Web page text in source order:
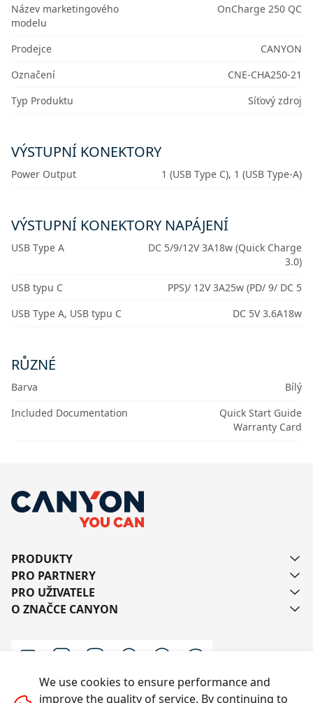
Název marketingového
modelu
OnCharge 250 QC
Prodejce
CANYON
Označení
CNE-CHA250-21
Typ Produktu
Síťový zdroj
VÝSTUPNÍ KONEKTORY
Power Output 1 (USB Type C), 1 (USB Type-A)
VÝSTUPNÍ KONEKTORY NAPÁJENÍ
USB Type A
DC 5/9/12V 3A18w (Quick Charge
3.0)
USB typu C
PPS)/ 12V 3A25w (PD/ 9/ DC 5
USB Type A, USB typu C
DC 5V 3.6A18w
RŮZNÉ
Barva
Bílý
Included Documentation
Quick Start Guide
Warranty Card
PRODUKTY
PRO PARTNERY
PRO UŽIVATELE
O ZNAČCE CANYON
We use cookies to ensure performance and
improve the quality of service. By continuing to